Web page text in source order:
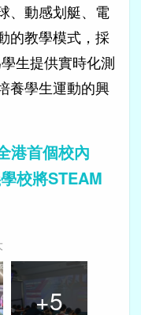
、動感划艇、電
的教學模式，採
生提供實時化測
養學生運動的興
港首個校內
校將STEAM
+5